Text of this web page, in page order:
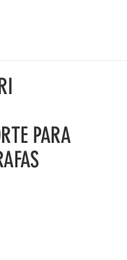
PARA